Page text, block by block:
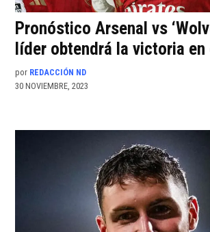
Pronóstico Arsenal vs
líder obtendrá la victoria en
por REDACCIÓN ND
30 NOVIEMBRE, 2023